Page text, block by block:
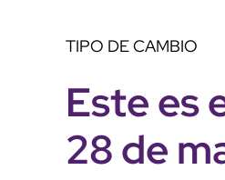
TIPO DE CAMBIO
Este es
28 de